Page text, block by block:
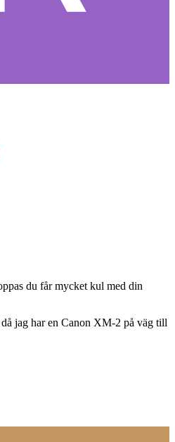
du får mycket kul med din
jag har en Canon XM-2 på väg till